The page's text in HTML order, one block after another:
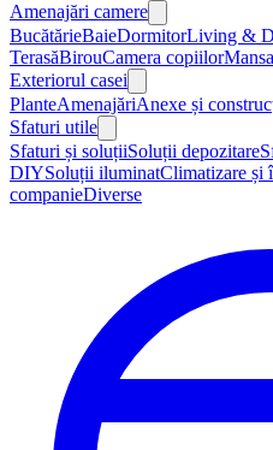
Amenajări camere
BucătărieBaieDormitorLiving &
TerasăBirouCamera copiilor
Exteriorul casei
PlanteAmenajăriAnexe și
Sfaturi utile
Sfaturi și soluțiiSoluții depozitare
DIYSoluții iluminatClimatizare și
companieDiverse